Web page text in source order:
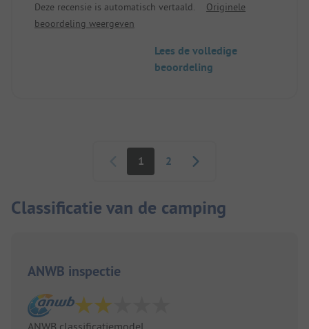
indeling op de camping is echt chaotisch, er zijn
geen vaste plekken. Iedereen wringt zich in alle
Deze recensie is automatisch vertaald.
Originele
beoordeling weergeven
Lees de volledige
beoordeling
Paginering
1 2
Classificatie van de camping
ANWB inspectie